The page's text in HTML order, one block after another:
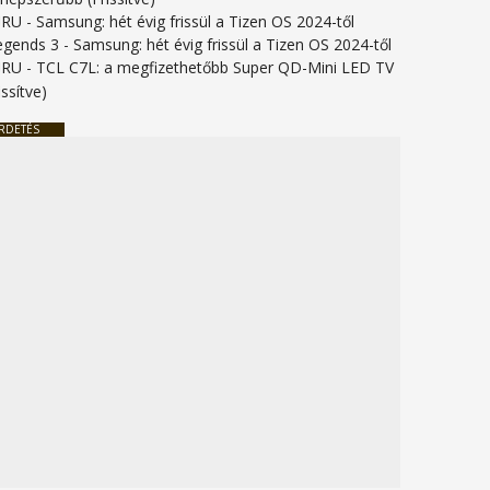
-Samsung: hét évig frissül a Tizen OS 2024-től
3 -Samsung: hét évig frissül a Tizen OS 2024-től
- TCL C7L: a megfizethetőbb Super QD-Mini LED TV